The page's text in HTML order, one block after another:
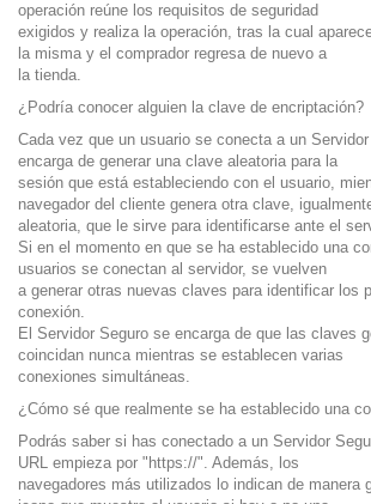
operación reúne los requisitos de seguridad
exigidos y realiza la operación, tras la cual
la misma y el comprador regresa de nuevo a
la tienda.
¿Podría conocer alguien la clave de encriptación?
Cada vez que un usuario se conecta a un
encarga de generar una clave aleatoria para la
sesión que está estableciendo con el usuario,
navegador del cliente genera otra clave,
aleatoria, que le sirve para identificarse ante el
Si en el momento en que se ha establecido una
usuarios se conectan al servidor, se vuelven
a generar otras nuevas claves para identificar los
conexión.
El Servidor Seguro se encarga de que las claves
coincidan nunca mientras se establecen varias
conexiones simultáneas.
¿Cómo sé que realmente se ha establecido una
Podrás saber si has conectado a un Servidor
URL empieza por "https://". Además, los
navegadores más utilizados lo indican de manera